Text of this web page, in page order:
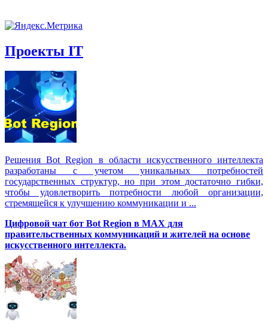
Проекты IT
Решения Вot Region в области искусственного интеллекта
разработаны с учетом уникальных потребностей
государственных структур, но при этом достаточно гибки,
чтобы удовлетворить потребности любой организации,
стремящейся к улучшению коммуникации и ...
Цифровой чат бот Вot Region в MAX для
правительственных коммуникаций и жителей на основе
искусственного интеллекта.